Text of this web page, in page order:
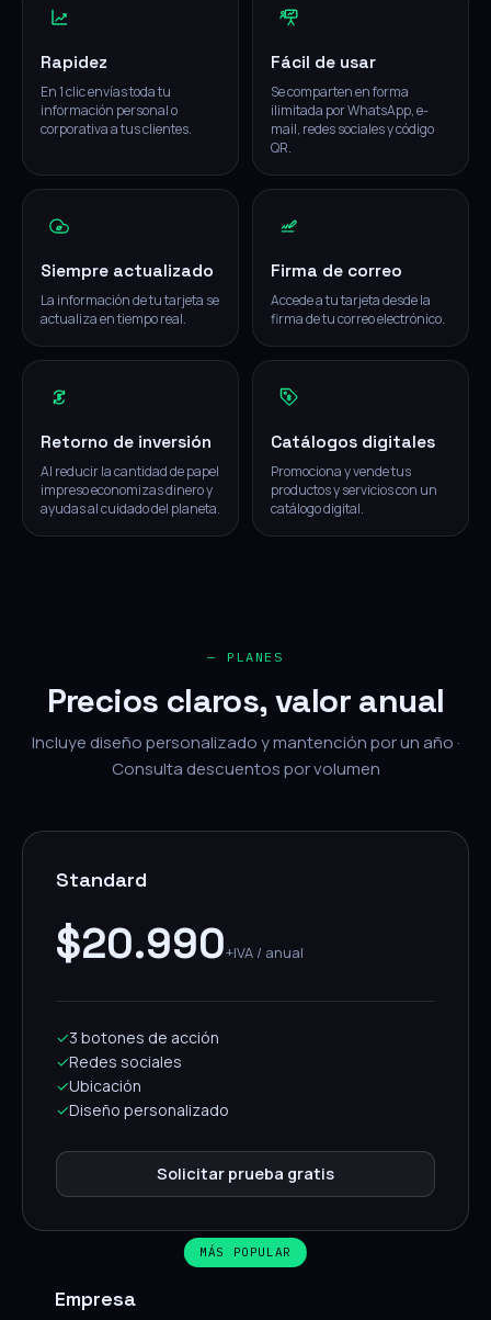
Rapidez
En 1 clic envías toda tu
información personal o
corporativa a tus clientes.
Fácil de usar
Se comparten en forma
ilimitada por WhatsApp, e-
mail, redes sociales y código
QR.
Siempre actualizado
La información de tu tarjeta se
actualiza en tiempo real.
Firma de correo
Accede a tu tarjeta desde la
firma de tu correo electrónico.
Retorno de inversión
Al reducir la cantidad de papel
impreso economizas dinero y
ayudas al cuidado del planeta.
Catálogos digitales
Promociona y vende tus
productos y servicios con un
catálogo digital.
— PLANES
Precios claros, valor anual
Incluye diseño personalizado y mantención por un año ·
Consulta descuentos por volumen
Standard
$20.990+IVA / anual
✓3 botones de acción
✓Redes sociales
✓Ubicación
✓Diseño personalizado
Solicitar prueba gratis
MÁS POPULAR
Empresa